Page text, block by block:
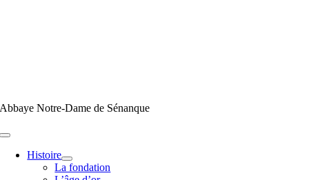
Abbaye Notre-Dame de Sénanque
Toggle
NavigationHistoire
La fondation